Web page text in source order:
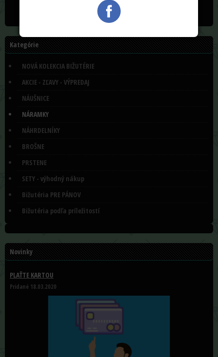
Kategórie
NOVÁ KOLEKCIA BIŽUTÉRIE
AKCIE - ZĽAVY - VÝPREDAJ
NÁUŠNICE
NÁRAMKY
NÁHRDELNÍKY
BROŠNE
PRSTENE
SETY - výhodný nákup
Bižutéria PRE PÁNOV
Bižutéria podľa príležitostí
Novinky
PLAŤTE KARTOU
Pridané 18.03.2020